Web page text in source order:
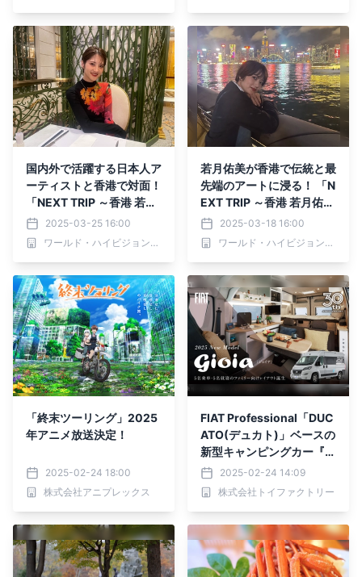
国内外で活躍する日本人ア
ーティストと香港で対面！
「NEXT TRIP ～香港 若月
佑美の香港アート旅 後編
～」 3月27日(木)夕方6時
30分からBS12で放送！
2025-03-25 16:00
ワールド・ハイビジョン・チャンネル株式会社
若月佑美が香港で伝統と最
先端のアートに浸る！ 「N
EXT TRIP ～香港 若月佑美
の香港アート旅 前編～」
3月20日(木)夕方6時30分
からBS12で放送！
2025-03-18 16:00
ワールド・ハイビジョン・チャンネル株式会社
「終末ツーリング」2025
年アニメ放送決定！
2025-02-24 18:00
株式会社アニプレックス
FIAT Professional「DUC
ATO(デュカト)」ベースの
新型キャンピングカー『gi
oia（ジョイア）』新発
売。5名乗車/5名就寝を実
現した、日本のファミリー
2025-02-24 14:09
株式会社トイファクトリー